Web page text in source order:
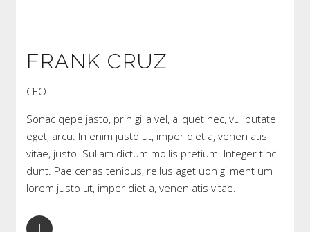
FRANK CRUZ
CEO
Sonac qepe jasto, prin gilla vel, aliquet nec, vul putate
eget, arcu. In enim justo ut, imper diet a, venen atis
vitae, justo. Sullam dictum mollis pretium. Integer tinci
dunt. Pae cenas tenipus, rellus aget uon gi ment um
lorem justo ut, imper diet a, venen atis vitae.